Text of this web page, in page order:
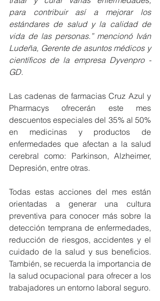
para contribuir así a mejorar los
estándares de salud y la calidad de
vida de las personas.” mencionó Iván
Ludeña, Gerente de asuntos médicos y
científicos de la empresa Dyvenpro -
GD.
Las cadenas de farmacias Cruz Azul y
Pharmacys ofrecerán este mes
descuentos especiales del 35% al 50%
en medicinas y productos de
enfermedades que afectan a la salud
cerebral como: Parkinson, Alzheimer,
Depresión, entre otras.
Todas estas acciones del mes están
orientadas a generar una cultura
preventiva para conocer más sobre la
detección temprana de enfermedades,
reducción de riesgos, accidentes y el
cuidado de la salud y sus beneficios.
También, se recuerda la importancia de
la salud ocupacional para ofrecer a los
trabajadores un entorno laboral seguro.